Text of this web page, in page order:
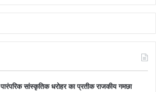
​​​​​​​पारंपरिक सांस्कृतिक धरोहर का प्रतीक राजकीय गमछा